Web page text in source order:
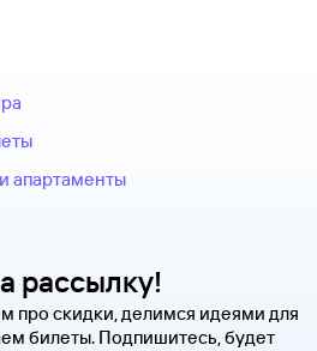
апартаменты
рассылку!
про скидки, делимся идеями для
билеты. Подпишитесь, будет